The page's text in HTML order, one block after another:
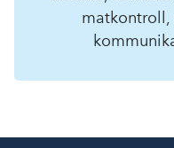
matkontroll,